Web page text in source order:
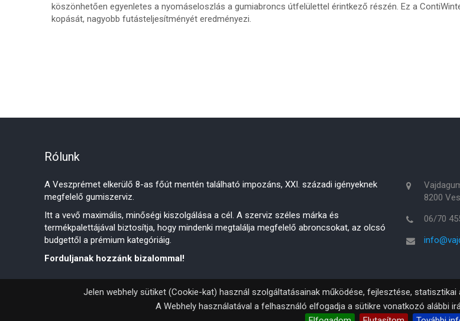
köszönhetően egyenletes a nyomáseloszlás a gumiabroncs útfelülettel érintkező részén. Ez a
kopását, nagyobb futásteljesítményét eredményezi.
Rólunk
A Veszprémet elkerülő 8-as főút mentén található impozáns, XXI. századi igényeknek
megfelelő gumiszerviz.
Itt a vevő maximális, minőségi kiszolgálása a cél. A szerviz széles márka és
termékpalettájával biztosítja, hogy mindenki megtalálja megfelelő abroncsokat, az olcsó
budgettől a prémium kategóriáig.
Forduljanak hozzánk bizalommal!
8200
06/70
Jelen webhely sütiket (Cookie-kat) használ szolgáltatásainak működése, fejlesztése,
A Webhely használatával a felhasználó elfogadja a sütikre vonatkozó alábbi